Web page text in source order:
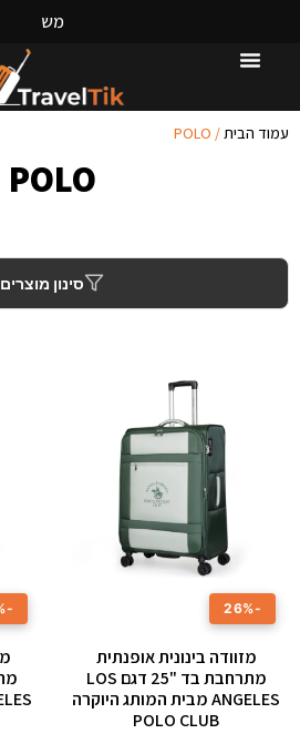
משל
עמוד הבית / POLO
POLO
סינון מוצרים
-26%
מזוודה בינונית אופנתית
מתרחבת בד "25 דגם LOS
ANGELES מבית המותג היוקרה
POLO CLUB
-20%